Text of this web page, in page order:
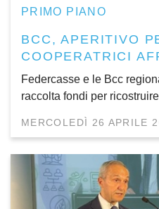
PRIMO PIANO
BCC, APERITIVO
COOPERATRICI
Federcasse e le Bcc
raccolta fondi per
MERCOLEDÌ 26 APRILE